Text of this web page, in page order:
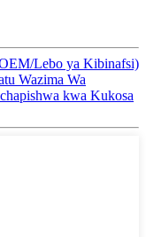
Lebo ya Kibinafsi)
Wazima Wa
kwa Kukosa